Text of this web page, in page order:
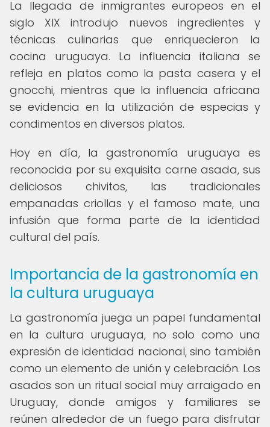
La llegada de inmigrantes europeos en el
siglo XIX introdujo nuevos ingredientes y
técnicas culinarias que enriquecieron la
cocina uruguaya. La influencia italiana se
refleja en platos como la pasta casera y el
gnocchi, mientras que la influencia africana
se evidencia en la utilización de especias y
condimentos en diversos platos.
Hoy en día, la gastronomía uruguaya es
reconocida por su exquisita carne asada, sus
deliciosos chivitos, las tradicionales
empanadas criollas y el famoso mate, una
infusión que forma parte de la identidad
cultural del país.
Importancia de la gastronomía en
la cultura uruguaya
La gastronomía juega un papel fundamental
en la cultura uruguaya, no solo como una
expresión de identidad nacional, sino también
como un elemento de unión y celebración. Los
asados son un ritual social muy arraigado en
Uruguay, donde amigos y familiares se
reúnen alrededor de un fuego para disfrutar